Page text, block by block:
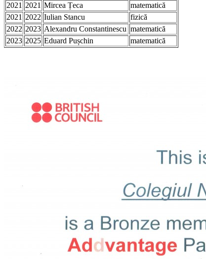
2021 2021 Mircea Țeca
matematică
2021 2022 Iulian Stancu
fizică
2022 2023 Alexandru Constantinescu matematică
2023 2025 Eduard Pușchin matematică